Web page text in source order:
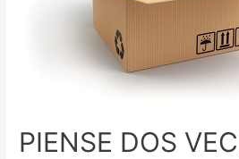
PIENSE DOS